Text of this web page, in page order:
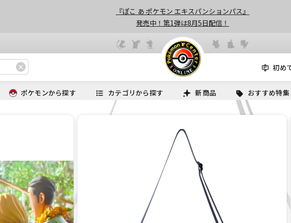
『ぽこ あ ポケモン エキスパンションパス』
発売中！第1弾は8月5日配信！
初め
ポケモンから探す カテゴリから探す 新商品 おすすめ特集